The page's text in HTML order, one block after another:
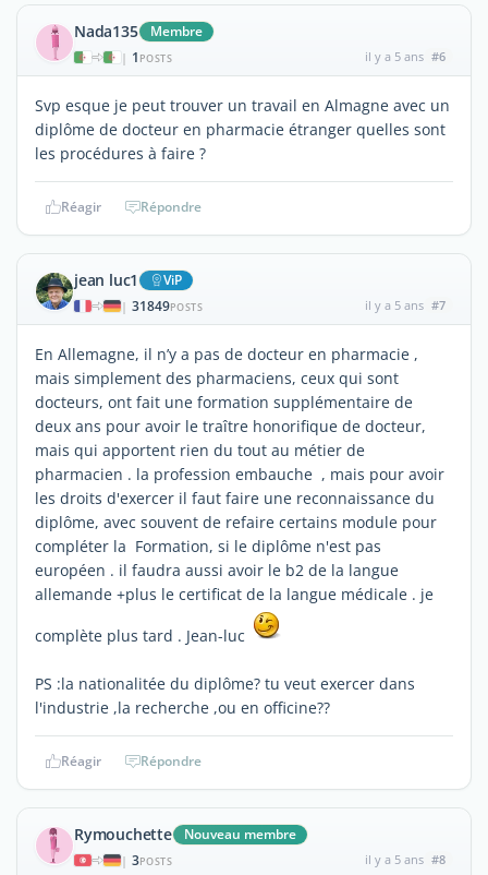
Nada135 Membre
| 1 POSTS il y a 5 ans #6
Svp esque je peut trouver un travail en Almagne avec un
diplôme de docteur en pharmacie étranger quelles sont
les procédures à faire ?
Réagir Répondre
jean luc1 ViP
| 31849POSTS il y a 5 ans #7
En Allemagne, il n’y a pas de docteur en pharmacie ,
mais simplement des pharmaciens, ceux qui sont
docteurs, ont fait une formation supplémentaire de
deux ans pour avoir le traître honorifique de docteur,
mais qui apportent rien du tout au métier de
pharmacien . la profession embauche , mais pour avoir
les droits d'exercer il faut faire une reconnaissance du
diplôme, avec souvent de refaire certains module pour
compléter la Formation, si le diplôme n'est pas
européen . il faudra aussi avoir le b2 de la langue
allemande +plus le certificat de la langue médicale . je
complète plus tard . Jean-luc
PS :la nationalitée du diplôme? tu veut exercer dans
l'industrie ,la recherche ,ou en officine??
Réagir Répondre
Rymouchette Nouveau membre
| 3POSTS il y a 5 ans #8